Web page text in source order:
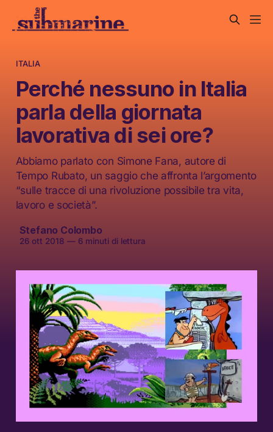
ITALIA
Perché nessuno in Italia
parla della giornata
lavorativa di sei ore?
Abbiamo parlato con Simone Fana, autore di
Tempo Rubato, un saggio che affronta l’argomento
“sulle tracce di una rivoluzione possibile tra vita,
lavoro e società”.
Stefano Colombo
26 ott 2018 —6 minuti di lettura